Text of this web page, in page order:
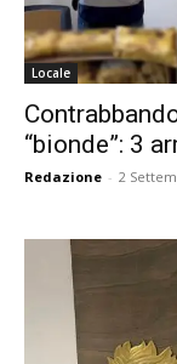
Locale
“bionde”: 3
Redazione - 2